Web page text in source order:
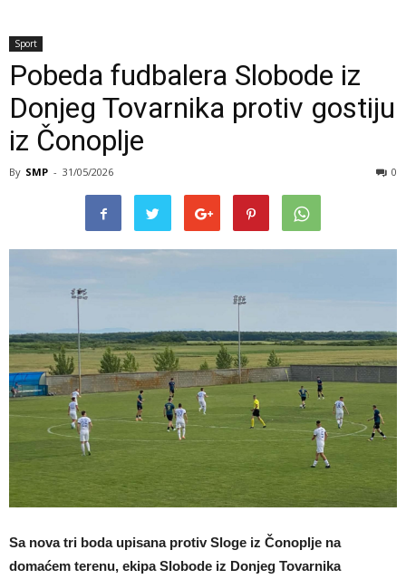
Sport
Pobeda fudbalera Slobode iz
Donjeg Tovarnika protiv gostiju
iz Čonoplje
By SMP - 31/05/2026 0
Sa nova tri boda upisana protiv Sloge iz Čonoplje na
domaćem terenu, ekipa Slobode iz Donjeg Tovarnika